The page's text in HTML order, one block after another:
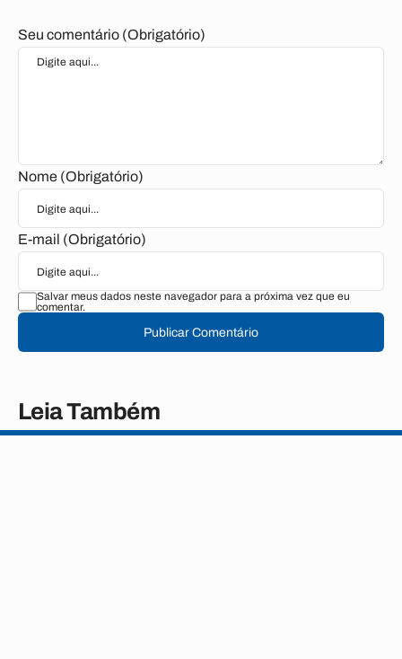
Seu comentário (Obrigatório)
Nome (Obrigatório)
E-mail (Obrigatório)
Salvar meus dados neste navegador para a próxima vez que eu
comentar.
Publicar Comentário
Leia Também